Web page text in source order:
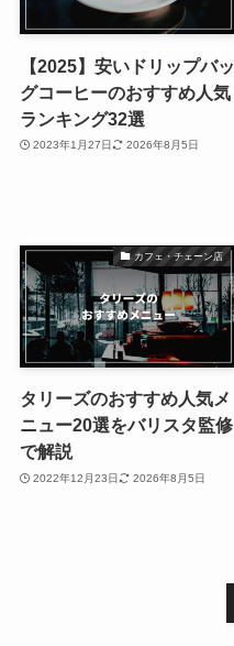
【2025】安いドリップバッ
グコーヒーのおすすめ人気
ランキング32選
2023年1月27日 2026年8月5日
カフェ・チェーン店
タリーズのおすすめ人気メ
ニュー20選をバリスタ監修
で解説
2022年12月23日 2026年8月5日